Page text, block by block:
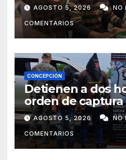
AGOSTO 5, 2026 NO
COMENTARIOS
CONCEPCIÓN
Detienen a dos
orden de captura
de abigeato
AGOSTO 5, 2026 NO
COMENTARIOS